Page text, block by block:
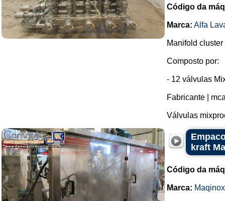
Código da
Marca: Alfa
Manifold
Composto por:
- 12 válvulas
Fabricante |
Válvulas
kraft
Código da
Marca: Maqinox